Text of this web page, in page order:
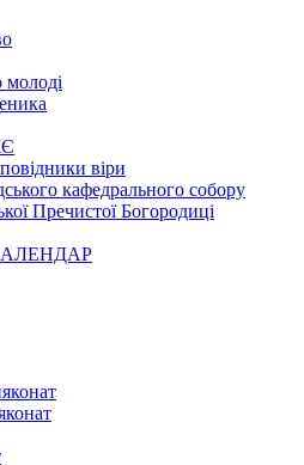
віри
кафедрального собору
Пречистої Богородиці